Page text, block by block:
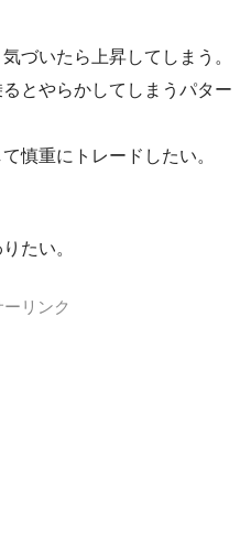
づいたら上昇してしまう。
とやらかしてしまうパター
慎重にトレードしたい。
たい。
リンク